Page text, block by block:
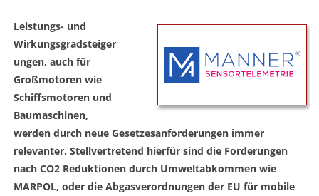
Leistungs- und
Wirkungsgradsteiger
ungen, auch für
Großmotoren wie
Schiffsmotoren und
Baumaschinen,
werden durch neue Gesetzesanforderungen immer
relevanter. Stellvertretend hierfür sind die Forderungen
nach CO2 Reduktionen durch Umweltabkommen wie
MARPOL, oder die Abgasverordnungen der EU für mobile